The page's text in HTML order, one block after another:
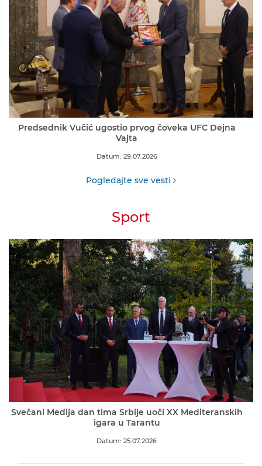
Predsednik Vučić ugostio prvog čoveka UFC Dejna
Vajta
Datum: 29.07.2026
Pogledajte sve vesti
Sport
Svečani Medija dan tima Srbije uoči XX Mediteranskih
igara u Tarantu
Datum: 25.07.2026